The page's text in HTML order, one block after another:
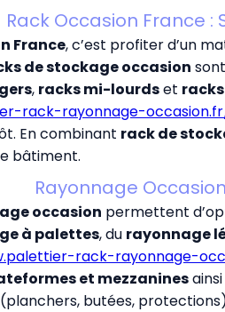
Rack Occasion France :
France, c’est profiter d’un
de stockage occasion
, racks mi-lourdset
rack-rayonnage-
En combinant rack de
bâtiment.
Rayonnage
occasion permettent
à palettes, du rayonnage
rack-rayonnage-
et mezzanines
butées,